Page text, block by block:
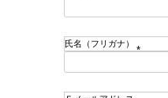
須
)
氏名（フリガナ）
須